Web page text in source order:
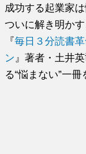
成功する起業家
ついに解き明か
『毎日３分読書
ン 』著者・土井
る“悩まない”一冊